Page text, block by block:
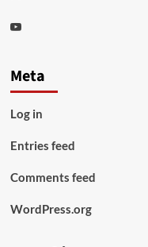
Youtube
Meta
Log in
Entries feed
Comments feed
WordPress.org